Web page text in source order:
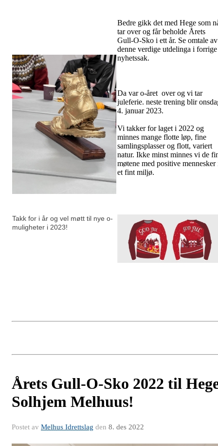
Takk for i år og vel møtt til nye o-
muligheter i 2023!
Bedre gikk det med Hege som
tar over og får beholde Årets
Gull-O-Sko i ett år. Se omtale av
denne verdige utdelinga i forrige
nyhetssak.
Da var o-året over og vi tar
juleferie. neste trening blir
4. januar 2023.
Vi takker for laget i 2022 og
minnes mange flotte løp, fine
samlingsplasser og flott, variert
natur. Ikke minst minnes vi de
møtene med positive mennesker
et fint miljø.
Årets Gull-O-Sko 2022 til
Solhjem Melhuus!
Postet av Melhus Idrettslag den 8. des 2022